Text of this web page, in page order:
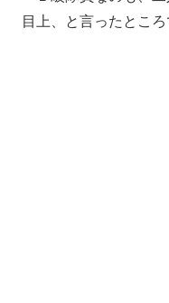
目上、と言ったところ